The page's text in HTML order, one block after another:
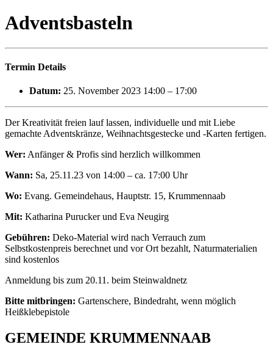
Adventsbasteln
Termin Details
Datum: 25. November 2023 14:00 – 17:00
Der Kreativität freien lauf lassen, individuelle und mit Liebe
gemachte Adventskränze, Weihnachtsgestecke und -Karten fertigen.
Wer: Anfänger & Profis sind herzlich willkommen
Wann: Sa, 25.11.23 von 14:00 – ca. 17:00 Uhr
Wo: Evang. Gemeindehaus, Hauptstr. 15, Krummennaab
Mit: Katharina Purucker und Eva Neugirg
Gebühren: Deko-Material wird nach Verrauch zum
Selbstkostenpreis berechnet und vor Ort bezahlt, Naturmaterialien
sind kostenlos
Anmeldung bis zum 20.11. beim Steinwaldnetz
Bitte mitbringen: Gartenschere, Bindedraht, wenn möglich
Heißklebepistole
GEMEINDE KRUMMENNAAB